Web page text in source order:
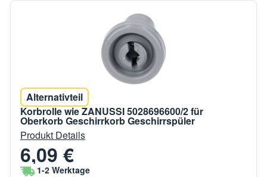
Alternativteil
Korbrolle wie ZANUSSI 5028696600/2 für
Oberkorb Geschirrkorb Geschirrspüler
Produkt Details
6,09 €
1-2 Werktage